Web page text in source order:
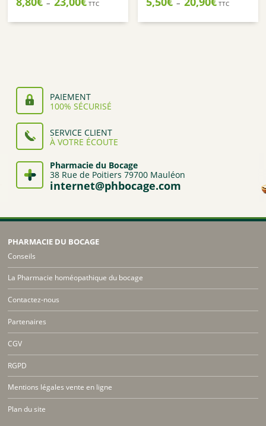
–
prix :
TTC –
prix :
TTC
PAIEMENT
100% SÉCURISÉ
SERVICE CLIENT
À VOTRE ÉCOUTE
Pharmacie du Bocage
38 Rue de Poitiers 79700 Mauléon
internet@phbocage.com
PHARMACIE DU BOCAGE
Conseils
La Pharmacie homéopathique du bocage
Contactez-nous
Partenaires
CGV
RGPD
Mentions légales vente en ligne
Plan du site